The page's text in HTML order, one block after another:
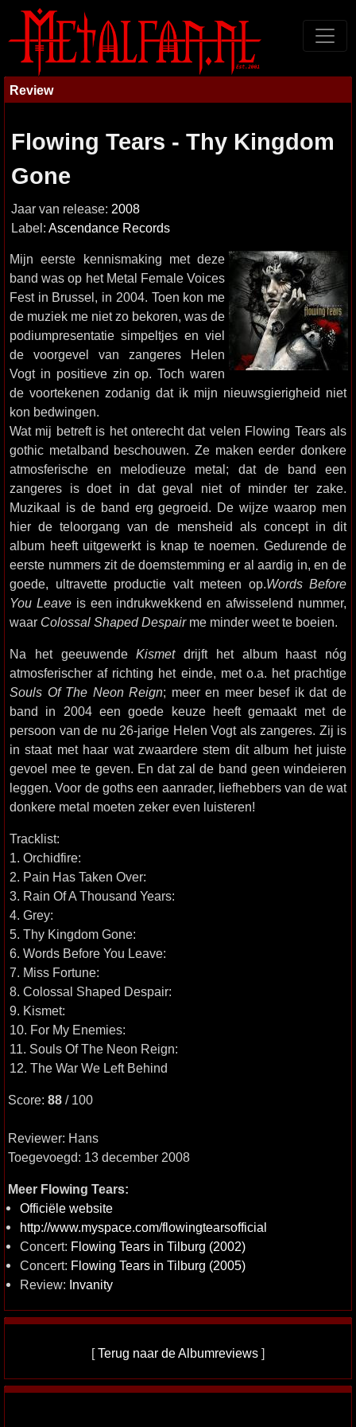
Review
Flowing Tears - Thy Kingdom
Gone
Jaar van release: 2008
Label: Ascendance Records
Mijn eerste kennismaking met deze
band was op het Metal Female Voices
Fest in Brussel, in 2004. Toen kon me
de muziek me niet zo bekoren, was de
podiumpresentatie simpeltjes en viel
de voorgevel van zangeres Helen
Vogt in positieve zin op. Toch waren
de voortekenen zodanig dat ik mijn nieuwsgierigheid niet
kon bedwingen.
Wat mij betreft is het onterecht dat velen Flowing Tears als
gothic metalband beschouwen. Ze maken eerder donkere
atmosferische en melodieuze metal; dat de band een
zangeres is doet in dat geval niet of minder ter zake.
Muzikaal is de band erg gegroeid. De wijze waarop men
hier de teloorgang van de mensheid als concept in dit
album heeft uitgewerkt is knap te noemen. Gedurende de
eerste nummers zit de doemstemming er al aardig in, en de
goede, ultravette productie valt meteen op.Words Before
You Leaveis een indrukwekkend en afwisselend nummer,
waar Colossal Shaped Despairme minder weet te boeien.
Na het geeuwendeKismetdrijft het album haast nóg
atmosferischer af richting het einde, met o.a. het prachtige
Souls Of The Neon Reign; meer en meer besef ik dat de
band in 2004 een goede keuze heeft gemaakt met de
persoon van de nu 26-jarige Helen Vogt als zangeres. Zij is
in staat met haar wat zwaardere stem dit album het juiste
gevoel mee te geven. En dat zal de band geen windeieren
leggen. Voor de goths een aanrader, liefhebbers van de wat
donkere metal moeten zeker even luisteren!
Tracklist:
1. Orchidfire:
2. Pain Has Taken Over:
3. Rain Of A Thousand Years:
4. Grey:
5. Thy Kingdom Gone:
6. Words Before You Leave:
7. Miss Fortune:
8. Colossal Shaped Despair:
9. Kismet:
10. For My Enemies:
11. Souls Of The Neon Reign:
12. The War We Left Behind
Score: 88 / 100
Reviewer: Hans
Toegevoegd: 13 december 2008
Meer Flowing Tears:
Officiële website
http://www.myspace.com/flowingtearsofficial
Concert: Flowing Tears in Tilburg (2002)
Concert: Flowing Tears in Tilburg (2005)
Review: Invanity
[Terug naar de Albumreviews ]